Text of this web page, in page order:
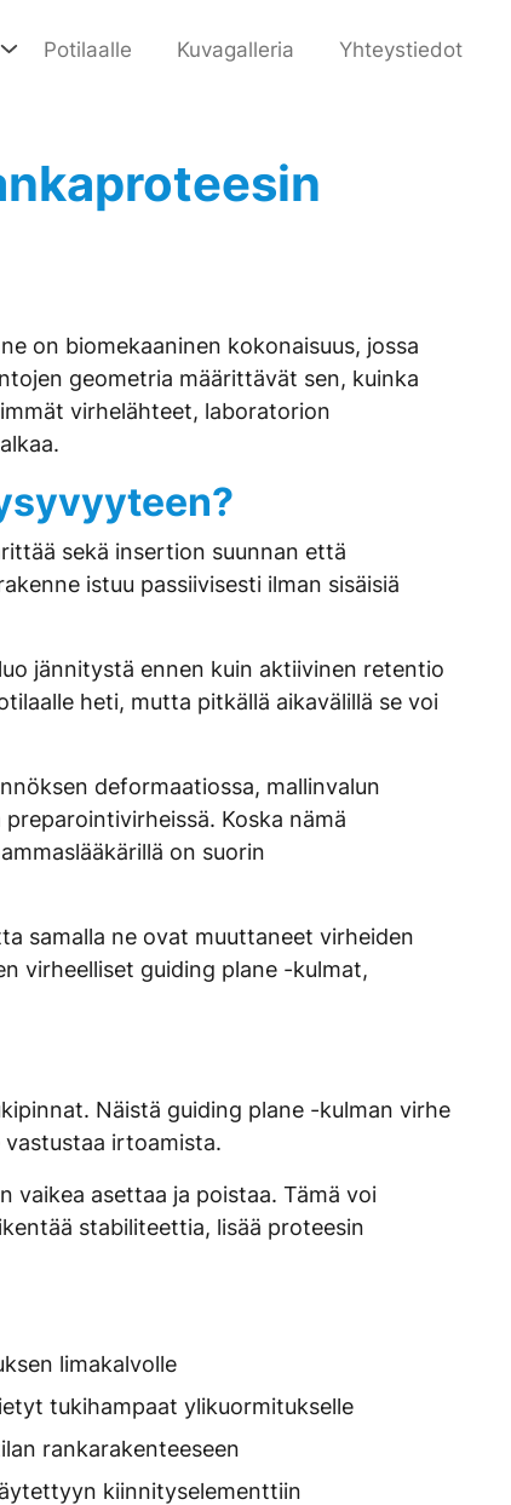
Potilaalle Kuvagalleria Yhteystiedot
on biomekaaninen kokonaisuus, jossa
geometria määrittävät sen, kuinka
virhelähteet, laboratorion
sekä insertion suunnan että
istuu passiivisesti ilman sisäisiä
jännitystä ennen kuin aktiivinen retentio
heti, mutta pitkällä aikavälillä se voi
deformaatiossa, mallinvalun
Koska nämä
on suorin
samalla ne ovat muuttaneet virheiden
virheelliset guiding plane -kulmat,
Näistä guiding plane -kulman virhe
vastustaa irtoamista.
vaikea asettaa ja poistaa. Tämä voi
stabiliteettia, lisää proteesin
limakalvolle
tukihampaat ylikuormitukselle
rankarakenteeseen
kiinnityselementtiin